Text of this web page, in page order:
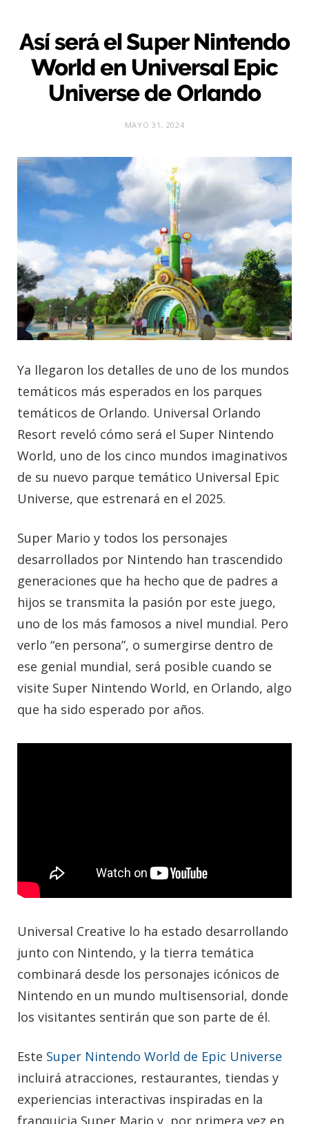
Así será el Super Nintendo
World en Universal Epic
Universe de Orlando
MAYO 31, 2024
Ya llegaron los detalles de uno de los mundos
temáticos más esperados en los parques
temáticos de Orlando. Universal Orlando
Resort reveló cómo será el Super Nintendo
World, uno de los cinco mundos imaginativos
de su nuevo parque temático Universal Epic
Universe, que estrenará en el 2025.
Super Mario y todos los personajes
desarrollados por Nintendo han trascendido
generaciones que ha hecho que de padres a
hijos se transmita la pasión por este juego,
uno de los más famosos a nivel mundial. Pero
verlo “en persona”, o sumergirse dentro de
ese genial mundial, será posible cuando se
visite Super Nintendo World, en Orlando, algo
que ha sido esperado por años.
Universal Creative lo ha estado desarrollando
junto con Nintendo, y la tierra temática
combinará desde los personajes icónicos de
Nintendo en un mundo multisensorial, donde
los visitantes sentirán que son parte de él.
Este Super Nintendo World de Epic Universe
incluirá atracciones, restaurantes, tiendas y
experiencias interactivas inspiradas en la
franquicia Super Mario y, por primera vez en